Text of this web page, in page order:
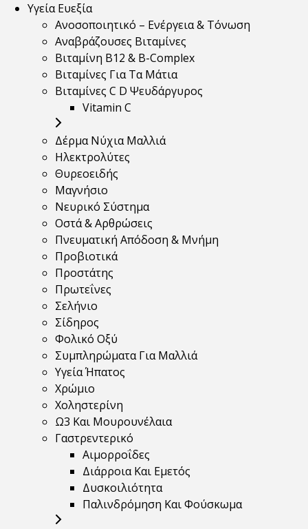
Υγεία Ευεξία
Ανοσοποιητικό – Ενέργεια & Τόνωση
Αναβράζουσες Βιταμίνες
Βιταμίνη B12 & Β-Complex
Βιταμίνες Για Τα Μάτια
Βιταμίνες C D Ψευδάργυρος
Vitamin C
Δέρμα Νύχια Μαλλιά
Ηλεκτρολύτες
Θυρεοειδής
Μαγνήσιο
Νευρικό Σύστημα
Οστά & Αρθρώσεις
Πνευματική Απόδοση & Μνήμη
Προβιοτικά
Προστάτης
Πρωτεΐνες
Σελήνιο
Σίδηρος
Φολικό Οξύ
Συμπληρώματα Για Μαλλιά
Υγεία Ήπατος
Χρώμιο
Χοληστερίνη
Ω3 Και Μουρουνέλαια
Γαστρεντερικό
Αιμορροΐδες
Διάρροια Και Εμετός
Δυσκοιλιότητα
Παλινδρόμηση Και Φούσκωμα